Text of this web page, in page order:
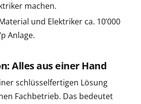
machen.
und Elektriker ca. 10’000
Anlage.
Alles aus einer Hand
schlüsselfertigen Lösung
Fachbetrieb. Das bedeutet